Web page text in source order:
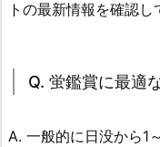
トの最新情報を確認し
Q. 蛍鑑賞に最適
A. 一般的に日没から1